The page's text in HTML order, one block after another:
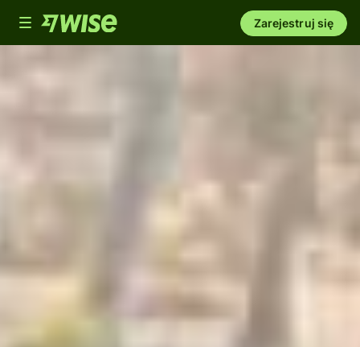
Toggle
navigation
Zarejestruj się